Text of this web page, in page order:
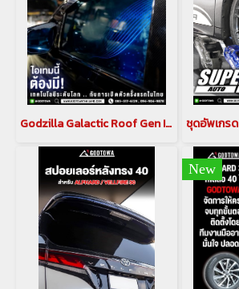
Godzilla Galactic Roof Gen II หลังคาดาวสำหรับ อัลพาร์ด เวลไฟร์ ALPHARD/VELLFIRE 20 รุ่นปี 2008-2014 , ALPHARD/VELLFIRE 30 รุ่นปี 2015-2023(copy)(copy)
New